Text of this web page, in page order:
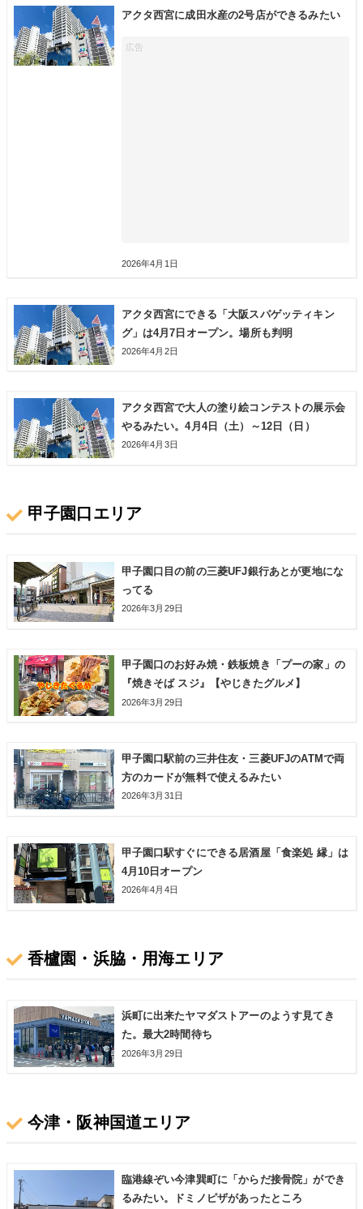
アクタ西宮に成田水産の2号店ができるみたい
2026年4月1日
アクタ西宮にできる「大阪スパゲッティキン
グ」は4月7日オープン。場所も判明
2026年4月2日
アクタ西宮で大人の塗り絵コンテストの展示会
やるみたい。4月4日（土）～12日（日）
2026年4月3日
甲子園口エリア
甲子園口目の前の三菱UFJ銀行あとが更地にな
ってる
2026年3月29日
甲子園口のお好み焼・鉄板焼き「プーの家」の
『焼きそば スジ』【やじきたグルメ】
2026年3月29日
甲子園口駅前の三井住友・三菱UFJのATMで両
方のカードが無料で使えるみたい
2026年3月31日
甲子園口駅すぐにできる居酒屋「食楽処 縁」は
4月10日オープン
2026年4月4日
香櫨園・浜脇・用海エリア
浜町に出来たヤマダストアーのようす見てき
た。最大2時間待ち
2026年3月29日
今津・阪神国道エリア
臨港線ぞい今津巽町に「からだ接骨院」ができ
るみたい。ドミノピザがあったところ